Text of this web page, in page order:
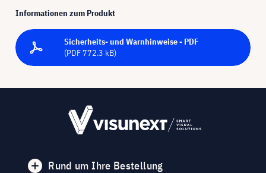
Informationen zum Produkt
Sicherheits- und Warnhinweise - PDF
(PDF 772.3 kB)
Rund um Ihre Bestellung